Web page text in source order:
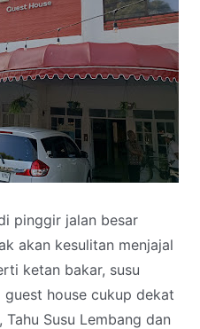
pinggir jalan besar
akan kesulitan menjajal
ketan bakar, susu
guest house cukup dekat
Susu Lembang dan